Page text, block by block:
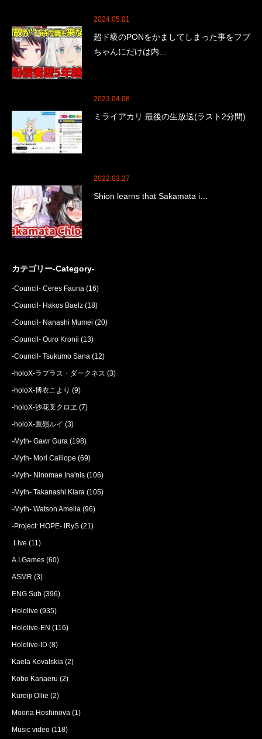
2024.05.01
超ド級のPONをかましてしまった事をフブ
ちゃんにだけは内…
2023.04.08
ミライアカリ 最後の生放送(ラスト2分間)
2022.03.27
Shion learns that Sakamata i…
カテゴリー-Category-
-Council- Ceres Fauna (16)
-Council- Hakos Baelz (18)
-Council- Nanashi Mumei (20)
-Council- Ouro Kronii (13)
-Council- Tsukumo Sana (12)
-holoX-ラプラス・ダークネス (3)
-holoX-博衣こより (9)
-holoX-沙花叉クロヱ (7)
-holoX-鷹嶺ルイ (3)
-Myth- Gawr Gura (198)
-Myth- Mori Calliope (69)
-Myth- Ninomae Ina'nis (106)
-Myth- Takanashi Kiara (105)
-Myth- Watson Amelia (96)
-Project: HOPE- IRyS (21)
.Live (11)
A.I.Games (60)
ASMR (3)
ENG Sub (396)
Hololive (935)
Hololive-EN (116)
Hololive-ID (8)
Kaela Kovalskia (2)
Kobo Kanaeru (2)
Kureiji Ollie (2)
Moona Hoshinova (1)
Music video (118)